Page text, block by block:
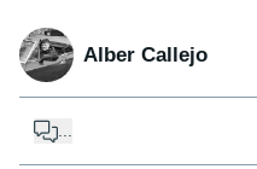
Alber Callejo
...